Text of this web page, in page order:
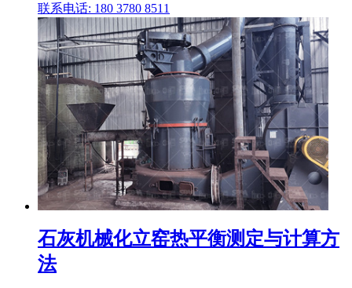
联系电话: 180 3780 8511
石灰机械化立窑热平衡测定与计算方
法